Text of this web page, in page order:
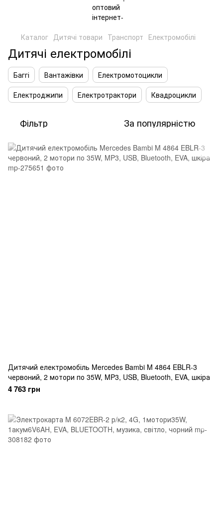
Каталог Дитячі товари Транспорт Електромобілі
Дитячі електромобілі
Баггі Вантажівки
Електромотоцикли
Електроджипи
Електротрактори Квадроцикли
Фільтр За популярністю
Дитячий електромобіль Mercedes Bambi M 4864 EBLR-3
червоний, 2 мотори по 35W, MP3, USB, Bluetooth, EVA, шкіра
4 763 грн